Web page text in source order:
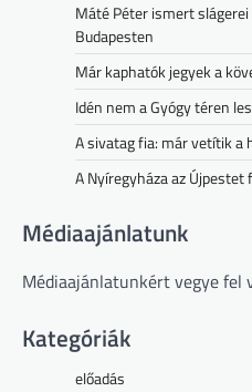
Máté Péter ismert
Budapesten
Már kaphatók jegyek a
Idén nem a Gyógy téren
A sivatag fia: már vetítik a
A Nyíregyháza az Újpestet
Médiaajánlatunk
Médiaajánlatunkért vegye fel
Kategóriák
előadás